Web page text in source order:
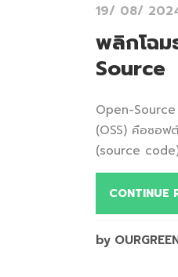
19/ 08/
พลิกโฉ
Source
Open-
(OSS) คือซอฟ
(source code)
CONTINUE
by